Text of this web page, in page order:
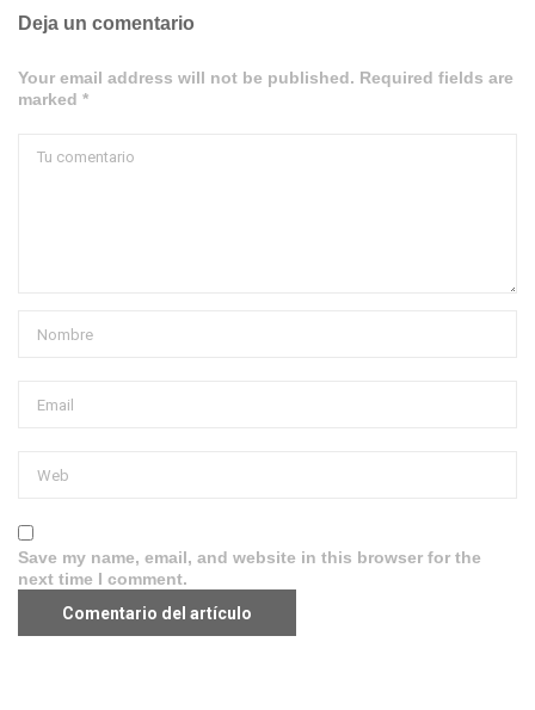
Deja un comentario
Your email address will not be published. Required fields are
marked *
Save my name, email, and website in this browser for the
next time I comment.